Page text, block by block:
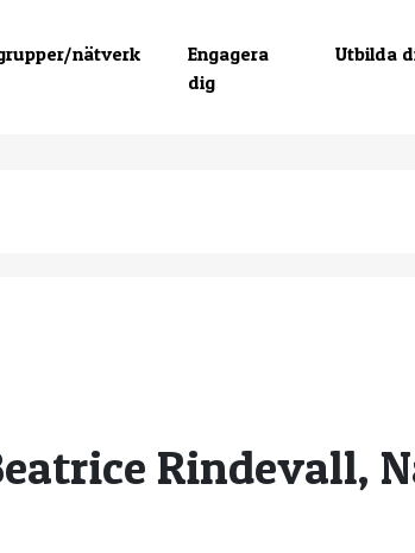
nätverk
Engagera
dig
Utbilda
Rindevall,